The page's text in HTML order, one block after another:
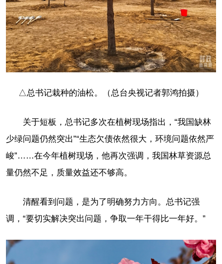
△总书记栽种的油松。（总台央视记者郭鸿拍摄）
关于短板，总书记多次在植树现场指出，“我国缺林
少绿问题仍然突出”“生态欠债依然很大，环境问题依然严
峻”……在今年植树现场，他再次强调，我国林草资源总
量仍然不足，质量效益还不够高。
清醒看到问题，是为了明确努力方向。总书记强
调，“要切实解决突出问题，争取一年干得比一年好。”